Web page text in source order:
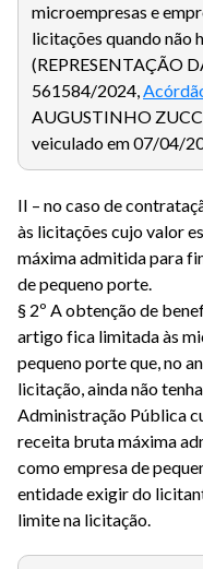
microempresas e
licitações quando não
(REPRESENTAÇÃO
561584/2024,
AUGUSTINHO
veiculado em 07/04/
II – no caso de
às licitações cujo valor
máxima admitida para
de pequeno porte.
§ 2º A obtenção de
artigo fica limitada às
pequeno porte que, no
licitação, ainda não
Administração Pública
receita bruta máxima
como empresa de
entidade exigir do
limite na licitação.